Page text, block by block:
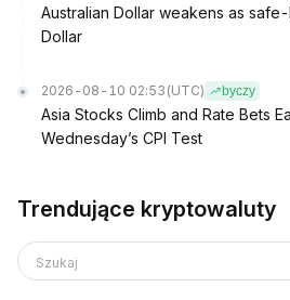
Australian Dollar weakens as
Dollar
2026-08-10 02:53 (UTC) byczy
Asia Stocks Climb and Rate Bets
Wednesday’s CPI Test
Trendujące kryptowaluty
Szukaj